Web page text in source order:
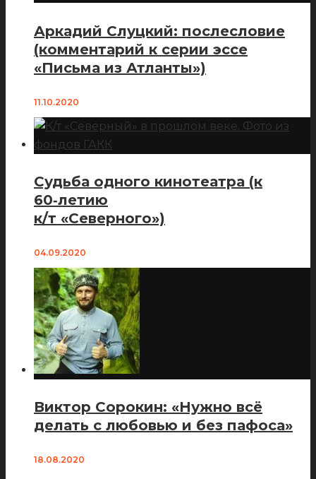
Аркадий Слуцкий: послесловие
(комментарий к серии эссе
«Письма из Атланты»)
11.10.2020
Судьба одного кинотеатра (к
60‑летию
к/т «Северного»)
04.09.2020
Виктор Сорокин: «Нужно всё
делать с любовью и без пафоса»
18.08.2020